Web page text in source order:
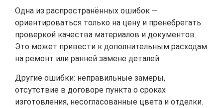
Одна из распространённых ошибок —
ориентироваться только на цену и пренебрегать
проверкой качества материалов и документов.
Это может привести к дополнительным расходам
на ремонт или ранней замене деталей.
Другие ошибки: неправильные замеры,
отсутствие в договоре пункта о сроках
изготовления, несогласованные цвета и отделки.